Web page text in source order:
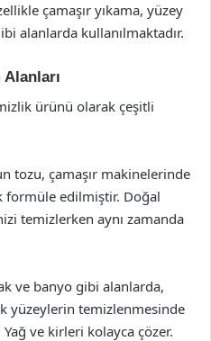
çamaşır yıkama, yüzey
alanlarda kullanılmaktadır.
ürünü olarak çeşitli
tozu, çamaşır makinelerinde
formüle edilmiştir. Doğal
temizlerken aynı zamanda
ve banyo gibi alanlarda,
yüzeylerin temizlenmesinde
ve kirleri kolayca çözer.